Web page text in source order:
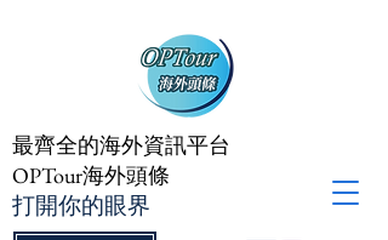
最齊全的海外資訊平台
OPTour海外頭條
打開你的眼界